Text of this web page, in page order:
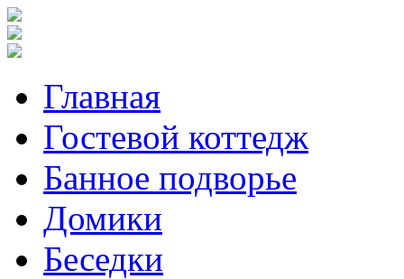
Главная
Гостевой коттедж
Банное подворье
Домики
Беседки